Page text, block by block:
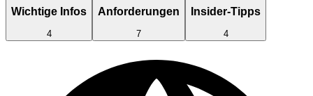
Wichtige Infos
4
Anforderungen
7
Insider-Tipps
4